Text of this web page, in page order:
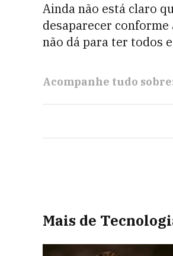
Ainda não está claro
desaparecer
não dá para ter todos
Acompanhe tudo
Mais de